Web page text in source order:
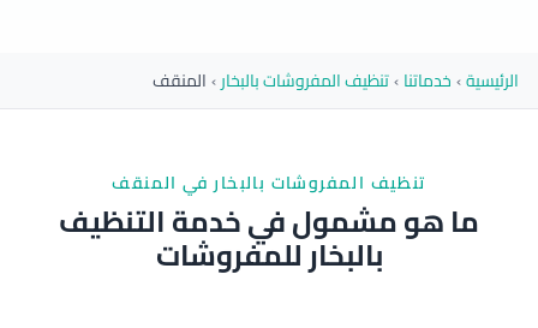
الرئيسية›خدماتنا›تنظيف المفروشات بالبخار›المنقف
تنظيف المفروشات بالبخار في المنقف
ما هو مشمول في خدمة التنظيف
بالبخار للمفروشات